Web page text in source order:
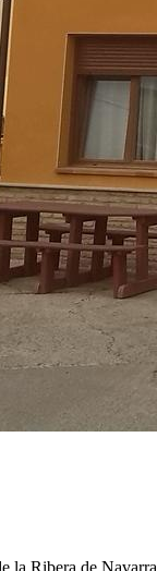
la Ribera de Navarra